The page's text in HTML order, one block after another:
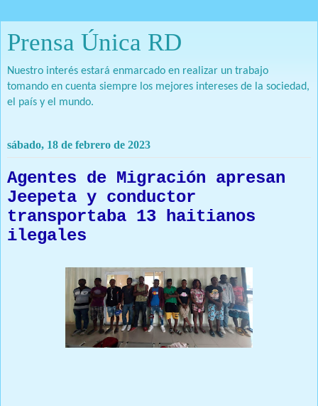
Prensa Única RD
Nuestro interés estará enmarcado en realizar un trabajo
tomando en cuenta siempre los mejores intereses de la sociedad,
el país y el mundo.
sábado, 18 de febrero de 2023
Agentes de Migración apresan
Jeepeta y conductor
transportaba 13 haitianos
ilegales